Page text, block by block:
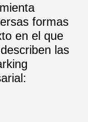
formas
en el que
las